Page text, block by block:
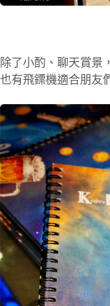
除了小酌、聊天賞景，
也有飛鏢機適合朋友